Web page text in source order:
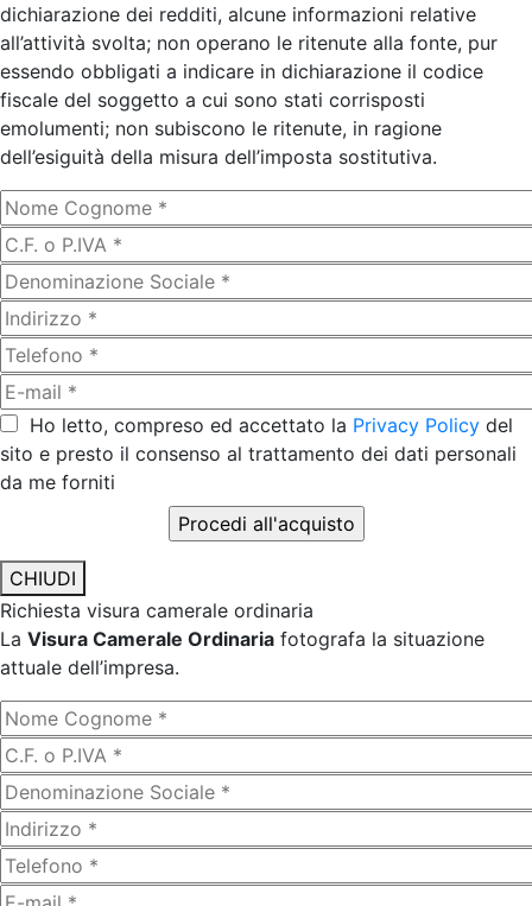
dichiarazione dei redditi, alcune informazioni relative
all’attività svolta; non operano le ritenute alla fonte, pur
essendo obbligati a indicare in dichiarazione il codice
fiscale del soggetto a cui sono stati corrisposti
emolumenti; non subiscono le ritenute, in ragione
dell’esiguità della misura dell’imposta sostitutiva.
Ho letto, compreso ed accettato la Privacy Policy del
sito e presto il consenso al trattamento dei dati personali
da me forniti
CHIUDI
Richiesta visura camerale ordinaria
La Visura Camerale Ordinaria fotografa la situazione
attuale dell’impresa.